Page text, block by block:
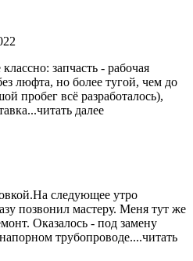
запчасть - рабочая
люфта, но более тугой, чем до
пробег всё разработалось),
далее
следующее утро
позвонил мастеру. Меня тут же
Оказалось - под замену
трубопроводе....читать